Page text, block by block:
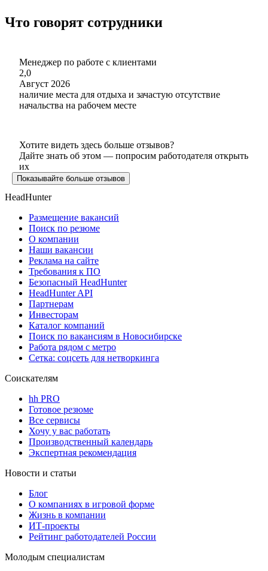
Что говорят сотрудники
Менеджер по работе с клиентами
2,0
Август 2026
наличие места для отдыха и зачастую отсутствие
начальства на рабочем месте
Хотите видеть здесь больше отзывов?
Дайте знать об этом — попросим работодателя открыть
их
Показывайте больше отзывов
HeadHunter
Размещение вакансий
Поиск по резюме
О компании
Наши вакансии
Реклама на сайте
Требования к ПО
Безопасный HeadHunter
HeadHunter API
Партнерам
Инвесторам
Каталог компаний
Поиск по вакансиям в Новосибирске
Работа рядом с метро
Сетка: соцсеть для нетворкинга
Соискателям
hh PRO
Готовое резюме
Все сервисы
Хочу у вас работать
Производственный календарь
Экспертная рекомендация
Новости и статьи
Блог
О компаниях в игровой форме
Жизнь в компании
ИТ-проекты
Рейтинг работодателей России
Молодым специалистам